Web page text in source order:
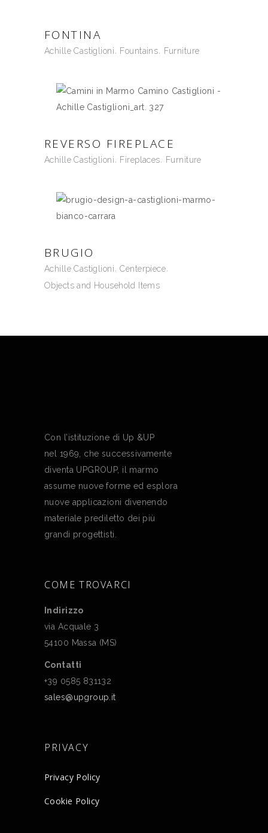
FONTINA
Achille Castiglioni Fountains Furniture
REVERSO FIREPLACE
Achille Castiglioni Fireplaces Furniture
BRUGIO
Achille Castiglioni
Centerpiece
Objects and Household Items
Con l’istituzione di Up &UP
nel 1969, che successivamente
diventa UPGROUP, il marmo
assume nuove forme ed esplora
nuove applicazioni divenendo
materiale prediletto dei più
grandi progettisti.
COME TROVARCI
Indirizzo
via Acquale 3
54100 Massa (MS)
Contatti
+39 0585 831132
sales@upgroup.it
PRIVACY
Privacy Policy
Cookie Policy